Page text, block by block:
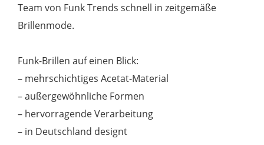
Team von Funk Trends schnell in zeitgemäße
Brillenmode.
Funk-Brillen auf einen Blick:
– mehrschichtiges Acetat-Material
– außergewöhnliche Formen
– hervorragende Verarbeitung
– in Deutschland designt